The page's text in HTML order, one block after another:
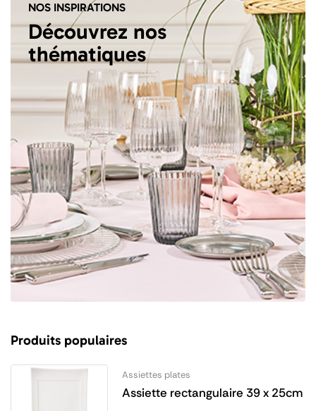
NOS INSPIRATIONS
Découvrez nos
thématiques
Produits populaires
Assiettes plates
Assiette rectangulaire 39 x 25cm